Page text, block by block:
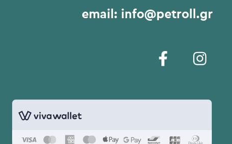
email: info@petroll.gr